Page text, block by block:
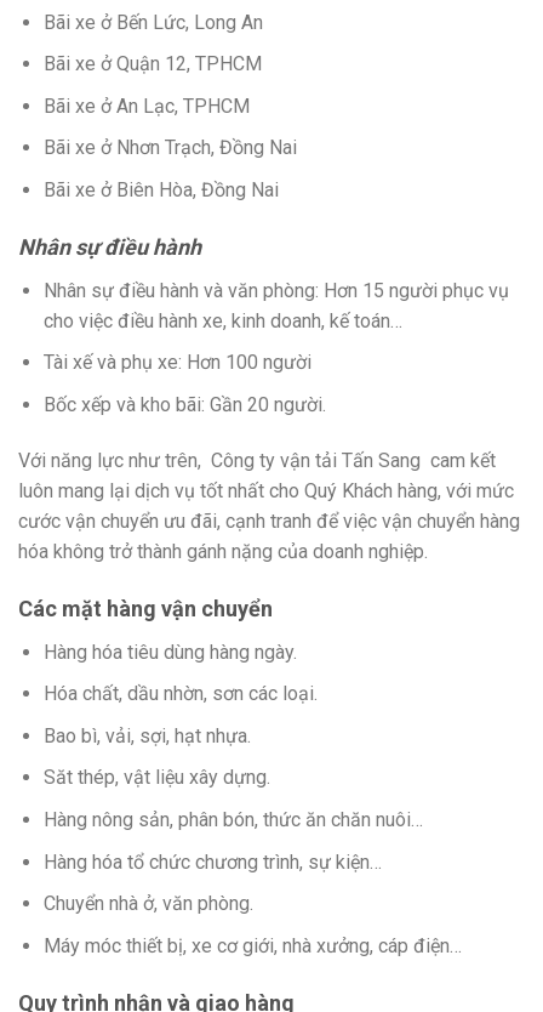
Bãi xe ở Bến Lức, Long An
Bãi xe ở Quận 12, TPHCM
Bãi xe ở An Lạc, TPHCM
Bãi xe ở Nhơn Trạch, Đồng Nai
Bãi xe ở Biên Hòa, Đồng Nai
Nhân sự điều hành
Nhân sự điều hành và văn phòng: Hơn 15 người phục vụ
cho việc điều hành xe, kinh doanh, kế toán…
Tài xế và phụ xe: Hơn 100 người
Bốc xếp và kho bãi: Gần 20 người.
Với năng lực như trên, Công ty vận tải Tấn Sang cam kết
luôn mang lại dịch vụ tốt nhất cho Quý Khách hàng, với mức
cước vận chuyển ưu đãi, cạnh tranh để việc vận chuyển hàng
hóa không trở thành gánh nặng của doanh nghiệp.
Các mặt hàng vận chuyển
Hàng hóa tiêu dùng hàng ngày.
Hóa chất, dầu nhờn, sơn các loại.
Bao bì, vải, sợi, hạt nhựa.
Săt thép, vật liệu xây dựng.
Hàng nông sản, phân bón, thức ăn chăn nuôi…
Hàng hóa tổ chức chương trình, sự kiện…
Chuyển nhà ở, văn phòng.
Máy móc thiết bị, xe cơ giới, nhà xưởng, cáp điện…
Quy trình nhận và giao hàng